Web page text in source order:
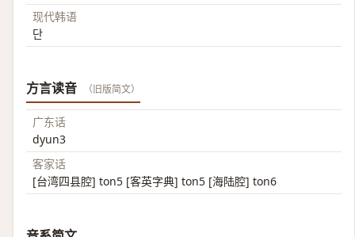
现代韩语
단
方言读音 （旧版简文）
广东话
dyun3
客家话
[台湾四县腔] ton5 [客英字典] ton5 [海陆腔] ton6